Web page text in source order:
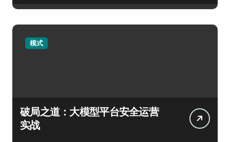
模式
破局之道：大模型平台安全运营
实战